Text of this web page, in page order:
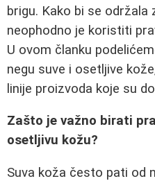
brigu. Kako bi se održala
neophodno je koristiti
U ovom članku
negu suve i osetljive
linije proizvoda koje su
Zašto je važno birati
osetljivu kožu?
Suva koža često pati od